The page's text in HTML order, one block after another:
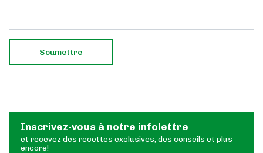
Inscrivez-vous à notre infolettre
et recevez des recettes exclusives, des conseils et plus
encore!